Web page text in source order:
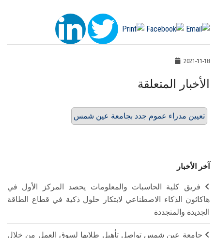
2021-11-18
الأخبار المتعلقة
تعيين مدراء عموم جدد بجامعة عين شمس
آخر الأخبار
فريق كلية الحاسبات والمعلومات يحصد المركز الأول في
هاكاثون الذكاء الاصطناعي لابتكار حلول ذكية في قطاع الطاقة
الجديدة والمتجددة
جامعة عين شمس تواصل تأهيل طلابها لسوق العمل من خلال